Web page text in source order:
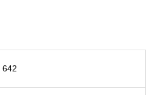
642